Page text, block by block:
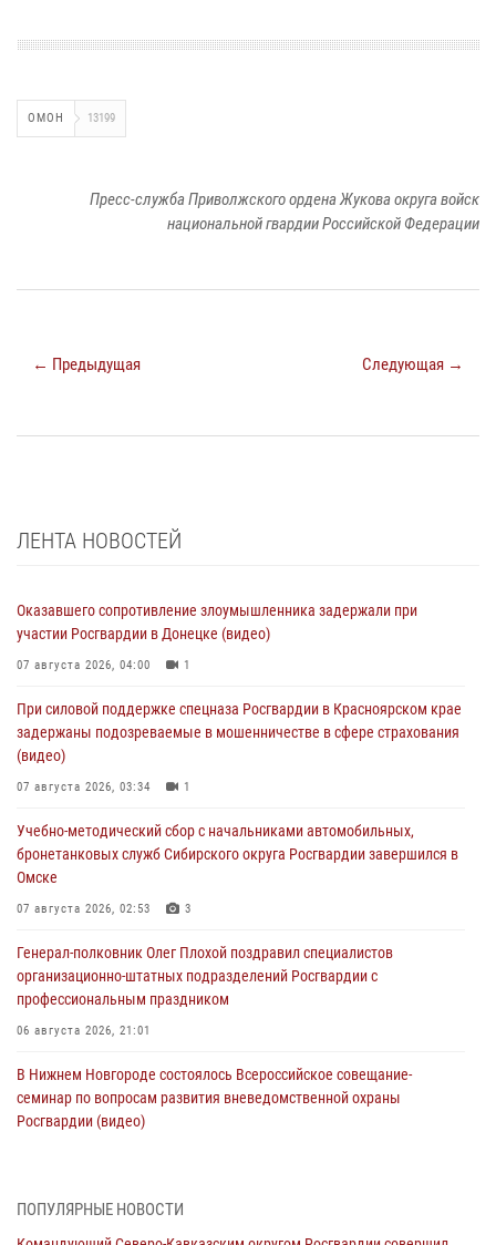
ОМОН 13199
Пресс-служба Приволжского ордена Жукова округа войск
национальной гвардии Российской Федерации
← Предыдущая Следующая →
ЛЕНТА НОВОСТЕЙ
Оказавшего сопротивление злоумышленника задержали при
участии Росгвардии в Донецке (видео)
07 августа 2026, 04:00 1
При силовой поддержке спецназа Росгвардии в Красноярском крае
задержаны подозреваемые в мошенничестве в сфере страхования
(видео)
07 августа 2026, 03:34 1
Учебно-методический сбор с начальниками автомобильных,
бронетанковых служб Сибирского округа Росгвардии завершился в
Омске
07 августа 2026, 02:53 3
Генерал-полковник Олег Плохой поздравил специалистов
организационно-штатных подразделений Росгвардии с
профессиональным праздником
06 августа 2026, 21:01
В Нижнем Новгороде состоялось Всероссийское совещание-
семинар по вопросам развития вневедомственной охраны
Росгвардии (видео)
память Героя России Олега Визнюка
ПОПУЛЯРНЫЕ НОВОСТИ